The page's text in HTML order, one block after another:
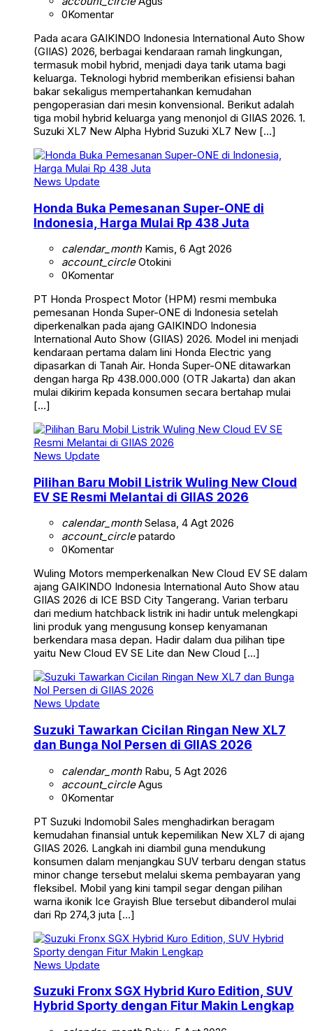
0Komentar
Pada acara GAIKINDO Indonesia International Auto Show
(GIIAS) 2026, berbagai kendaraan ramah lingkungan,
termasuk mobil hybrid, menjadi daya tarik utama bagi
keluarga. Teknologi hybrid memberikan efisiensi bahan
bakar sekaligus mempertahankan kemudahan
pengoperasian dari mesin konvensional. Berikut adalah
tiga mobil hybrid keluarga yang menonjol di GIIAS 2026. 1.
Suzuki XL7 New Alpha Hybrid Suzuki XL7 New […]
News Update
Honda Buka Pemesanan Super-ONE di
Indonesia, Harga Mulai Rp 438 Juta
calendar_monthKamis, 6 Agt 2026
account_circleOtokini
0Komentar
PT Honda Prospect Motor (HPM) resmi membuka
pemesanan Honda Super-ONE di Indonesia setelah
diperkenalkan pada ajang GAIKINDO Indonesia
International Auto Show (GIIAS) 2026. Model ini menjadi
kendaraan pertama dalam lini Honda Electric yang
dipasarkan di Tanah Air. Honda Super-ONE ditawarkan
dengan harga Rp 438.000.000 (OTR Jakarta) dan akan
mulai dikirim kepada konsumen secara bertahap mulai
[…]
News Update
Pilihan Baru Mobil Listrik Wuling New Cloud
EV SE Resmi Melantai di GIIAS 2026
calendar_monthSelasa, 4 Agt 2026
account_circlepatardo
0Komentar
Wuling Motors memperkenalkan New Cloud EV SE dalam
ajang GAIKINDO Indonesia International Auto Show atau
GIIAS 2026 di ICE BSD City Tangerang. Varian terbaru
dari medium hatchback listrik ini hadir untuk melengkapi
lini produk yang mengusung konsep kenyamanan
berkendara masa depan. Hadir dalam dua pilihan tipe
yaitu New Cloud EV SE Lite dan New Cloud […]
News Update
Suzuki Tawarkan Cicilan Ringan New XL7
dan Bunga Nol Persen di GIIAS 2026
calendar_monthRabu, 5 Agt 2026
account_circleAgus
0Komentar
PT Suzuki Indomobil Sales menghadirkan beragam
kemudahan finansial untuk kepemilikan New XL7 di ajang
GIIAS 2026. Langkah ini diambil guna mendukung
konsumen dalam menjangkau SUV terbaru dengan status
minor change tersebut melalui skema pembayaran yang
fleksibel. Mobil yang kini tampil segar dengan pilihan
warna ikonik Ice Grayish Blue tersebut dibanderol mulai
dari Rp 274,3 juta […]
News Update
Suzuki Fronx SGX Hybrid Kuro Edition, SUV
Hybrid Sporty dengan Fitur Makin Lengkap